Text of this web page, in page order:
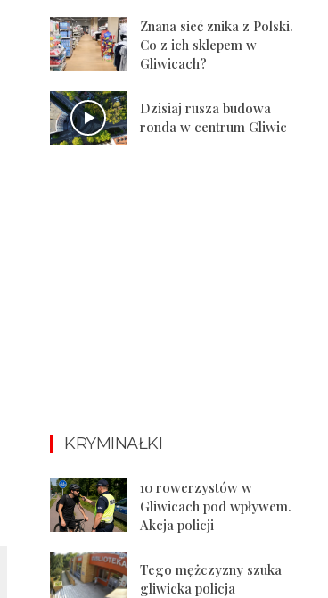
Znana sieć znika z Polski.
Co z ich sklepem w
Gliwicach?
Dzisiaj rusza budowa
ronda w centrum Gliwic
KRYMINAŁKI
10 rowerzystów w
Gliwicach pod wpływem.
Akcja policji
Tego mężczyzny szuka
gliwicka policja